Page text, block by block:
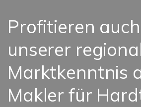
Profitieren
unserer
Marktkenntnis
Makler für